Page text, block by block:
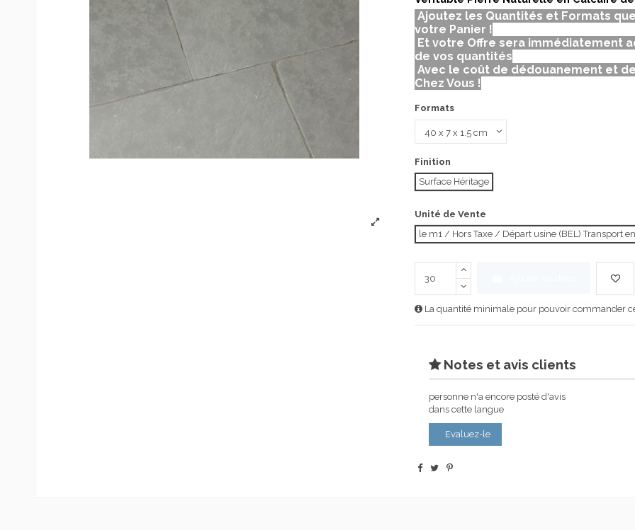
Ajoutez les Quantités et Formats
votre Panier !
Et votre Offre sera immédiatement
de vos quantités
Avec le coût de dédouanement et
Chez Vous !
Formats
Finition
Surface Héritage
Unité de Vente
le m1 / Hors Taxe / Départ usine (BEL) Transport
La quantité minimale pour pouvoir commander
Notes et avis clients
personne n'a encore posté d'avis
dans cette langue
Evaluez-le